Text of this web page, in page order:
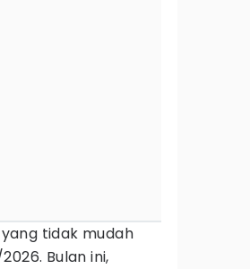
tidak mudah
Bulan ini,